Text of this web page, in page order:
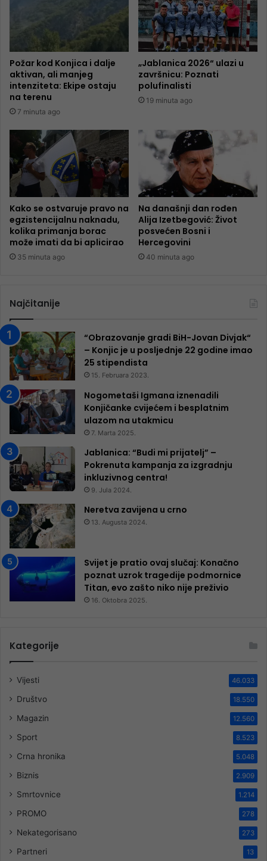
Požar kod Konjica i dalje
aktivan, ali manjeg
intenziteta: Ekipe ostaju
na terenu
7 minuta ago
„Jablanica 2026“ ulazi u
završnicu: Poznati
polufinalisti
19 minuta ago
Kako se ostvaruje pravo na
egzistencijalnu naknadu,
kolika primanja borac
može imati da bi aplicirao
35 minuta ago
Na današnji dan rođen
Alija Izetbegović: Život
posvećen Bosni i
Hercegovini
40 minuta ago
Najčitanije
“Obrazovanje gradi BiH-Jovan Divjak“
– Konjic je u posljednje 22 godine imao
25 ​​stipendista
15. Februara 2023.
Nogometaši Igmana iznenadili
Konjičanke cvijećem i besplatnim
ulazom na utakmicu
7. Marta 2025.
Jablanica: “Budi mi prijatelj” –
Pokrenuta kampanja za izgradnju
inkluzivnog centra!
9. Jula 2024.
Neretva zavijena u crno
13. Augusta 2024.
Svijet je pratio ovaj slučaj: Konačno
poznat uzrok tragedije podmornice
Titan, evo zašto niko nije preživio
16. Oktobra 2025.
Kategorije
Vijesti 46.033
Društvo 18.550
Magazin 12.560
Sport 8.523
Crna hronika 5.048
Biznis 2.909
Smrtovnice 1.214
PROMO 278
Nekategorisano 273
Partneri 13